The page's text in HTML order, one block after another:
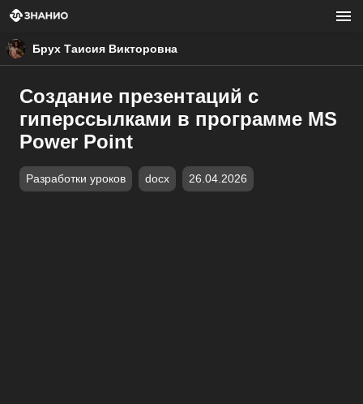
Брух Таисия Викторовна
Создание презентаций с
гиперссылками в программе MS
Power Point
Разработки уроков docx 26.04.2026